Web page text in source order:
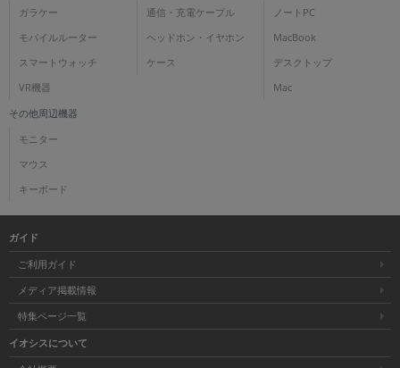
ガラケー
モバイルルーター
スマートウォッチ
VR機器
通信・充電ケーブル
ヘッドホン・イヤホン
ケース
ノートPC
MacBook
デスクトップ
Mac
その他周辺機器
モニター
マウス
キーボード
ガイド
ご利用ガイド
メディア掲載情報
特集ページ一覧
イオシスについて